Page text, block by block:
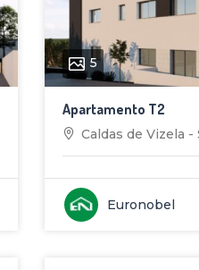
5
Apartamento T2
Caldas de Vizela -
Euronobel